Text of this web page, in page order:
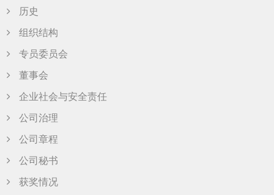
历史
组织结构
专员委员会
董事会
企业社会与安全责任
公司治理
公司章程
公司秘书
获奖情况